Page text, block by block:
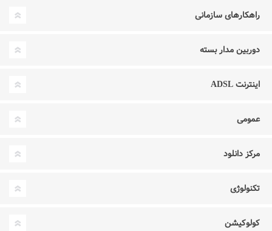
راهکارهای سازمانی
دوربین مدار بسته
اینترنت ADSL
عمومی
مرکز دانلود
تکنولوژی
کولوکیشن